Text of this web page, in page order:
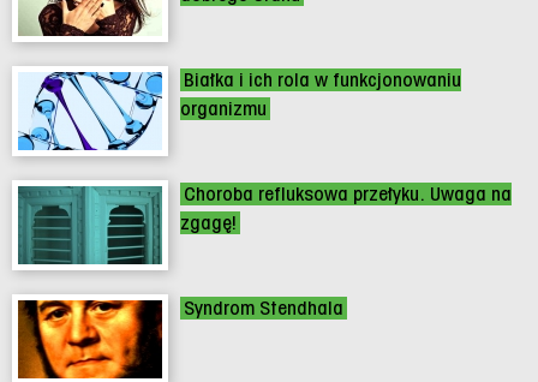
Białka i ich rola w funkcjonowaniu
organizmu
Choroba refluksowa przełyku. Uwaga na
zgagę!
Syndrom Stendhala